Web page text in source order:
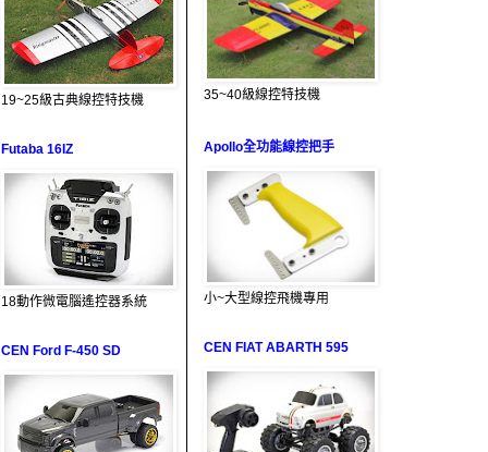
19~25級古典線控特技機
Futaba 16IZ
18動作微電腦遙控器系統
CEN Ford F-450 SD
35~40級線控特技機
Apollo全功能線控把手
小~大型線控飛機專用
CEN FIAT ABARTH 595